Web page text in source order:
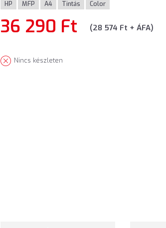
HP MFP A4 Tintás Color
36 290 Ft (28 574 Ft + ÁFA)
Nincs készleten